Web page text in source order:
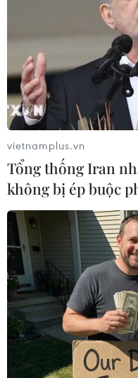
TIN LIÊN QUAN
Ngân hàng
túng thị trường
04/11/2014 05:17
Chính phủ Mỹ đã mở
ngân hàng lớn nhất
vietnamplus.vn
Tổng thống Iran
không bị ép buộc